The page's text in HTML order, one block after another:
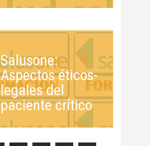
Salusone:
Aspectos éticos-
legales del
paciente crítico